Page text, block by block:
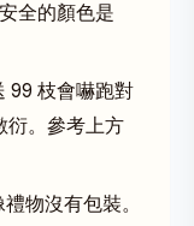
全的顏色是
99 枝會嚇跑對
衍。參考上方
物沒有包裝。